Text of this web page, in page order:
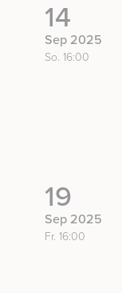
14
Sep 2025
So. 16:00
19
Sep 2025
Fr. 16:00